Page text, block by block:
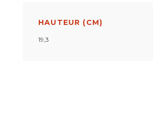
HAUTEUR (CM)
19,3